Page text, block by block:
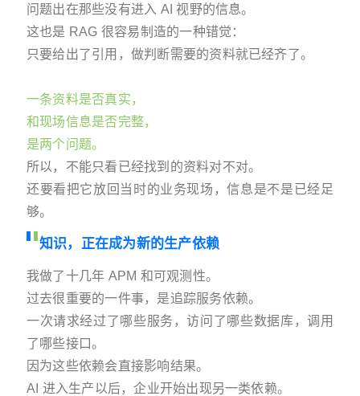
问题出在那些没有进入 AI 视野的信息。
这也是 RAG 很容易制造的一种错觉：
只要给出了引用，做判断需要的资料就已经齐了。
一条资料是否真实，
和现场信息是否完整，
是两个问题。
所以，不能只看已经找到的资料对不对。
还要看把它放回当时的业务现场，信息是不是已经足
够。
知识，正在成为新的生产依赖
我做了十几年 APM 和可观测性。
过去很重要的一件事，是追踪服务依赖。
一次请求经过了哪些服务，访问了哪些数据库，调用
了哪些接口。
因为这些依赖会直接影响结果。
AI 进入生产以后，企业开始出现另一类依赖。